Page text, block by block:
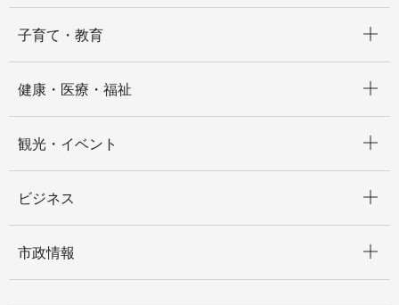
子育て・教育
健康・医療・福祉
観光・イベント
ビジネス
市政情報